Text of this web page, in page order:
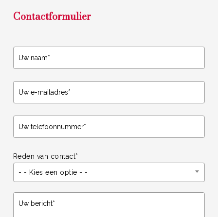
Contactformulier
Reden van contact*
- - Kies een optie - -